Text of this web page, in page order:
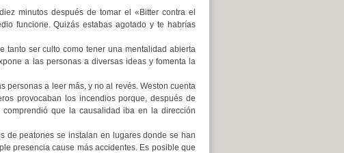
minutos después de tomar el «Bitter contra el
funcione. Quizás estabas agotado y te habrías
tanto ser culto como tener una mentalidad abierta
a las personas a diversas ideas y fomenta la
personas a leer más, y no al revés. Weston cuenta
provocaban los incendios porque, después de
que la causalidad iba en la dirección
de peatones se instalan en lugares donde se han
presencia cause más accidentes. Es posible que